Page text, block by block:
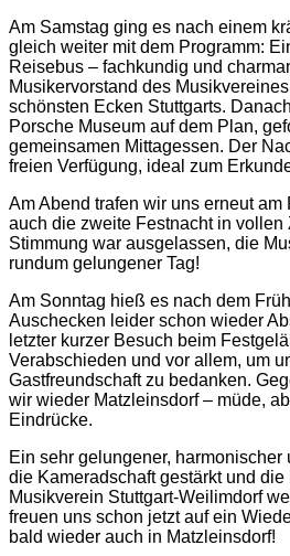
Am Samstag ging es nach einem
gleich weiter mit dem Programm:
Reisebus – fachkundig und
Musikervorstand des
schönsten Ecken Stuttgarts.
Porsche Museum auf dem Plan,
gemeinsamen Mittagessen. Der
freien Verfügung, ideal zum
Am Abend trafen wir uns erneut
auch die zweite Festnacht in
Stimmung war ausgelassen, die
rundum gelungener Tag!
Am Sonntag hieß es nach dem
Auschecken leider schon wieder
letzter kurzer Besuch beim
Verabschieden und vor allem, um
Gastfreundschaft zu bedanken.
wir wieder Matzleinsdorf – müde,
Eindrücke.
Ein sehr gelungener, harmonischer
die Kameradschaft gestärkt und
Musikverein Stuttgart-Weilimdorf
freuen uns schon jetzt auf ein
bald wieder auch in Matzleinsdorf!